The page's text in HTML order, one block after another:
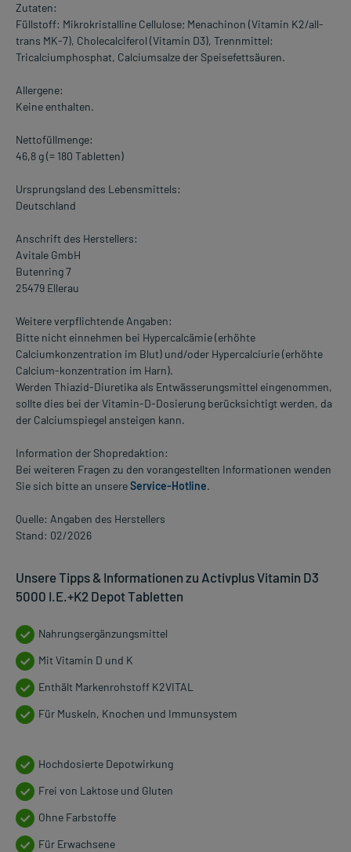
Zutaten:
Füllstoff: Mikrokristalline Cellulose; Menachinon (Vitamin K2/all-
trans MK-7), Cholecalciferol (Vitamin D3), Trennmittel:
Tricalciumphosphat, Calciumsalze der Speisefettsäuren.
Allergene:
Keine enthalten.
Nettofüllmenge:
46,8 g (= 180 Tabletten)
Ursprungsland des Lebensmittels:
Deutschland
Anschrift des Herstellers:
Avitale GmbH
Butenring 7
25479 Ellerau
Weitere verpflichtende Angaben:
Bitte nicht einnehmen bei Hypercalcämie (erhöhte
Calciumkonzentration im Blut) und/oder Hypercalciurie (erhöhte
Calcium-konzentration im Harn).
Werden Thiazid-Diuretika als Entwässerungsmittel eingenommen,
sollte dies bei der Vitamin-D-Dosierung berücksichtigt werden, da
der Calciumspiegel ansteigen kann.
Information der Shopredaktion:
Bei weiteren Fragen zu den vorangestellten Informationen wenden
Sie sich bitte an unsereService-Hotline.
Quelle: Angaben des Herstellers
Stand: 02/2026
Unsere Tipps & Informationen zu Activplus Vitamin D3
5000 I.E.+K2 Depot Tabletten
Nahrungsergänzungsmittel
Mit Vitamin D und K
Enthält Markenrohstoff K2VITAL
Für Muskeln, Knochen und Immunsystem
Hochdosierte Depotwirkung
Frei von Laktose und Gluten
Ohne Farbstoffe
Für Erwachsene